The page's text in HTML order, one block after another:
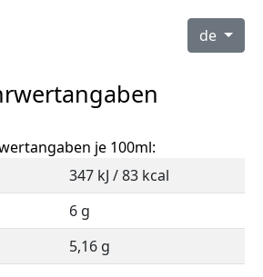
de
je 100ml:
347 kJ / 83 kcal
6 g
5,16 g